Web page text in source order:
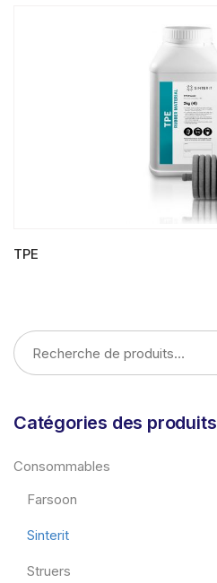
TPE
Catégories des produits
Consommables
Farsoon
Sinterit
Struers